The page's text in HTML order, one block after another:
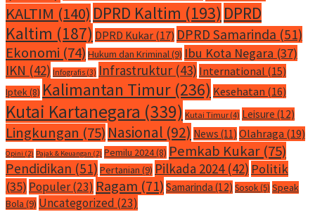
KALTIM (140) DPRD Kaltim (193) DPRD
Kaltim (187) DPRD Kukar (17) DPRD Samarinda (51)
Ekonomi (74) Hukum dan Kriminal(9) Ibu Kota Negara (37)
IKN (42) Infografis (3) Infrastruktur (43) International (15)
Iptek(8) Kalimantan Timur (236) Kesehatan (16)
Kutai Kartanegara (339) Kutai Timur (4) Leisure (12)
Lingkungan (75) Nasional (92) News (11) Olahraga (19)
Opini (2) Pajak & Keuangan (2) Pemilu 2024(8) Pemkab Kukar (75)
Pendidikan (51) Pertanian (9) Pilkada 2024(42) Politik
(35) Populer(23) Ragam (71) Samarinda (12) Sosok(5) Speak
Bola (9) Uncategorized (23)